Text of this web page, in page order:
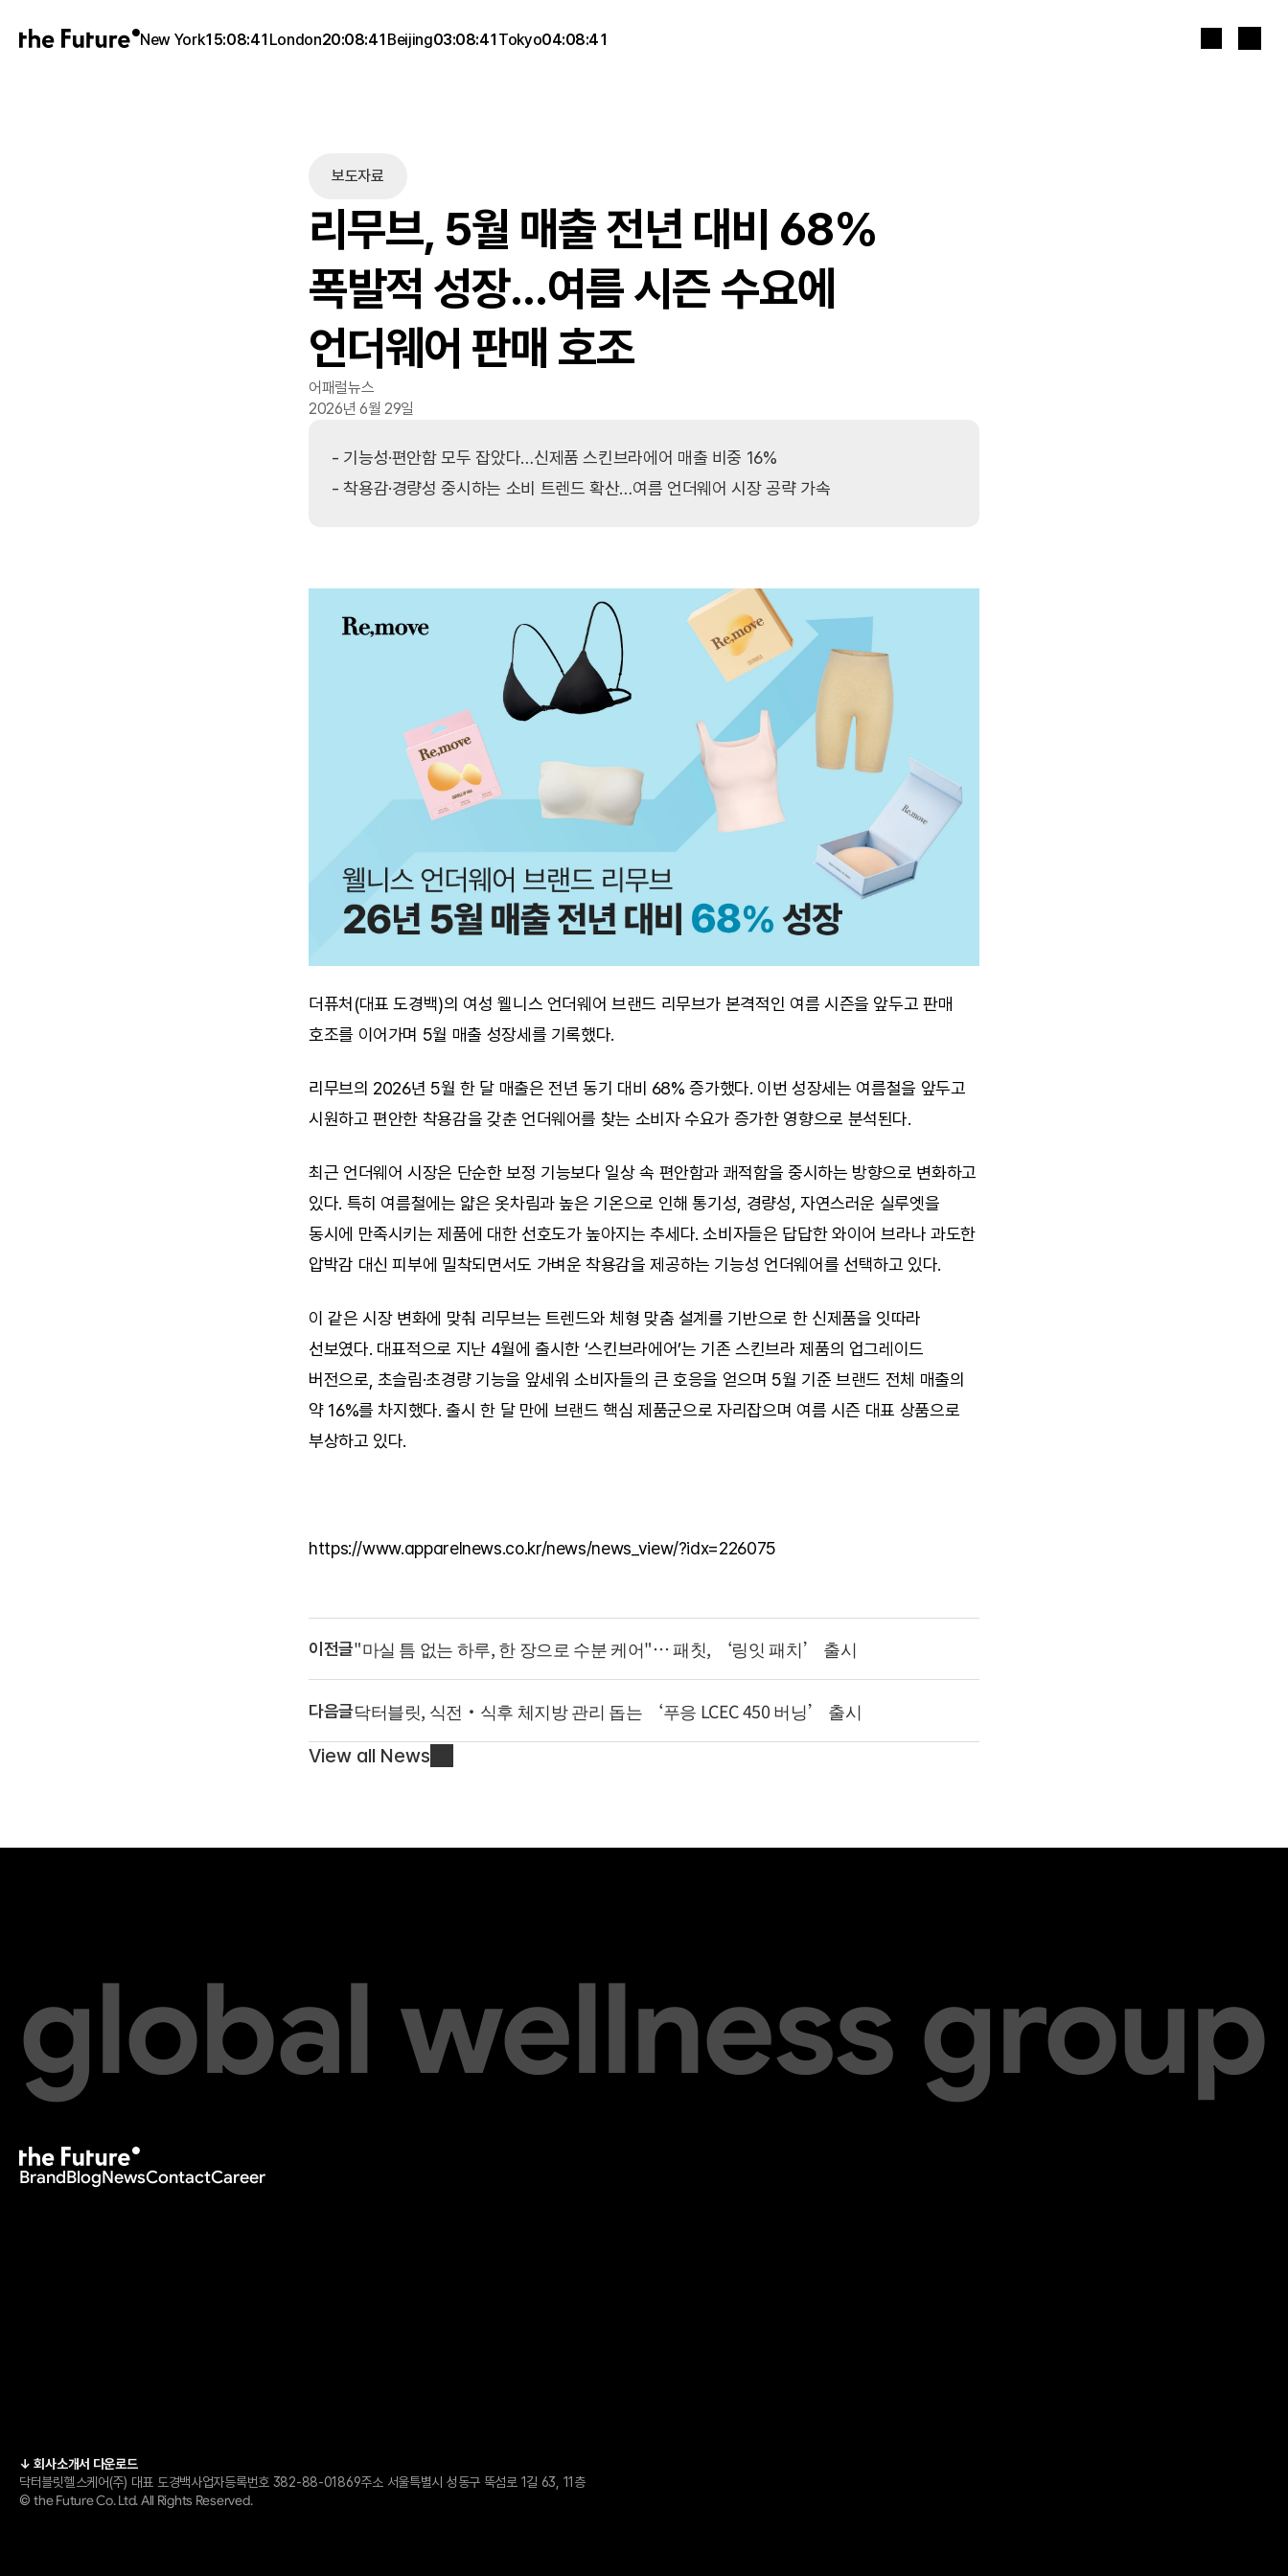
New York15:08:41 London20:08:41 Beijing03:08:41 Tokyo04:08:41
보도자료
리무브, 5월 매출 전년 대비 68%
폭발적 성장…여름 시즌 수요에
언더웨어 판매 호조
어패럴뉴스
2026년 6월 29일
- 기능성·편안함 모두 잡았다…신제품 스킨브라에어 매출 비중 16%
- 착용감·경량성 중시하는 소비 트렌드 확산…여름 언더웨어 시장 공략 가속
더퓨처(대표 도경백)의 여성 웰니스 언더웨어 브랜드 리무브가 본격적인 여름 시즌을 앞두고 판매
호조를 이어가며 5월 매출 성장세를 기록했다.
리무브의 2026년 5월 한 달 매출은 전년 동기 대비 68% 증가했다. 이번 성장세는 여름철을 앞두고
시원하고 편안한 착용감을 갖춘 언더웨어를 찾는 소비자 수요가 증가한 영향으로 분석된다.
최근 언더웨어 시장은 단순한 보정 기능보다 일상 속 편안함과 쾌적함을 중시하는 방향으로 변화하고
있다. 특히 여름철에는 얇은 옷차림과 높은 기온으로 인해 통기성, 경량성, 자연스러운 실루엣을
동시에 만족시키는 제품에 대한 선호도가 높아지는 추세다. 소비자들은 답답한 와이어 브라나 과도한
압박감 대신 피부에 밀착되면서도 가벼운 착용감을 제공하는 기능성 언더웨어를 선택하고 있다.
이 같은 시장 변화에 맞춰 리무브는 트렌드와 체형 맞춤 설계를 기반으로 한 신제품을 잇따라
선보였다. 대표적으로 지난 4월에 출시한 ‘스킨브라에어’는 기존 스킨브라 제품의 업그레이드
버전으로, 초슬림·초경량 기능을 앞세워 소비자들의 큰 호응을 얻으며 5월 기준 브랜드 전체 매출의
약 16%를 차지했다. 출시 한 달 만에 브랜드 핵심 제품군으로 자리잡으며 여름 시즌 대표 상품으로
부상하고 있다.
https://www.apparelnews.co.kr/news/news_view/?idx=226075
이전글"마실 틈 없는 하루, 한 장으로 수분 케어"… 패칫, ‘링잇 패치’ 출시
다음글닥터블릿, 식전·식후 체지방 관리 돕는 ‘푸응 LCEC 450 버닝’ 출시
View all News
global wellness group
BrandBlogNewsContactCareer
↓ 회사소개서 다운로드
닥터블릿헬스케어(주) 대표 도경백사업자등록번호 382-88-01869주소 서울특별시 성동구 뚝섬로 1길 63, 11층
© the Future Co. Ltd. All Rights Reserved.